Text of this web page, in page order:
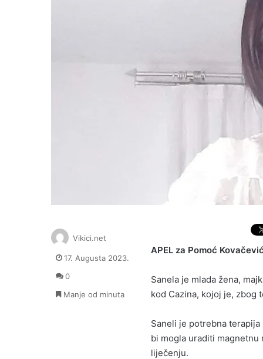
APEL za Pomoć
Sanela je mlada žena,
kod Cazina, kojoj je, zbog
Saneli je potrebna
bi mogla uraditi
liječenju.
Vikici.net
17. Augusta 2023.
0
Manje od minuta